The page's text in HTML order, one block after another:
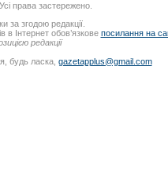
права застережено.
за згодою редакції.
в Інтернет обов’язкове посилання на
редакції
будь ласка, gazetapplus@gmail.com